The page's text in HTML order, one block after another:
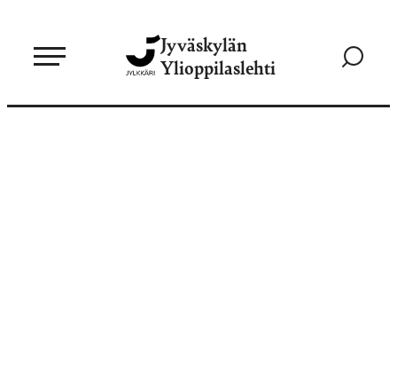
sisältöön
Jyväskylän
Ylioppilaslehti
Siirry